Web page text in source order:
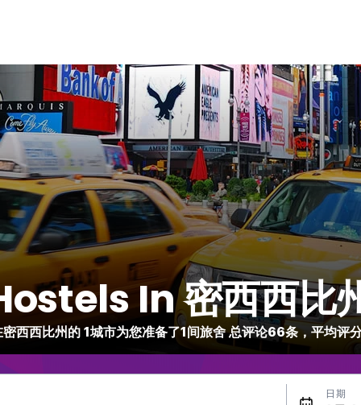
In 密西西比
密西西比州的 1城市为您准备了1间旅舍 总评论66条，平均评
日期